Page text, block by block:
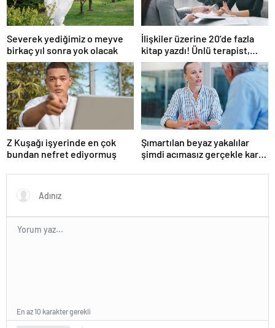
Severek yediğimiz o meyve
birkaç yıl sonra yok olacak
İlişkiler üzerine 20’de fazla
kitap yazdı! Ünlü terapist,
boşanmaların gerçek
suçlularını açıklıyor
Z Kuşağı işyerinde en çok
bundan nefret ediyormuş
Şımartılan beyaz yakalılar
şimdi acımasız gerçekle karşı
En az 10 karakter gerekli